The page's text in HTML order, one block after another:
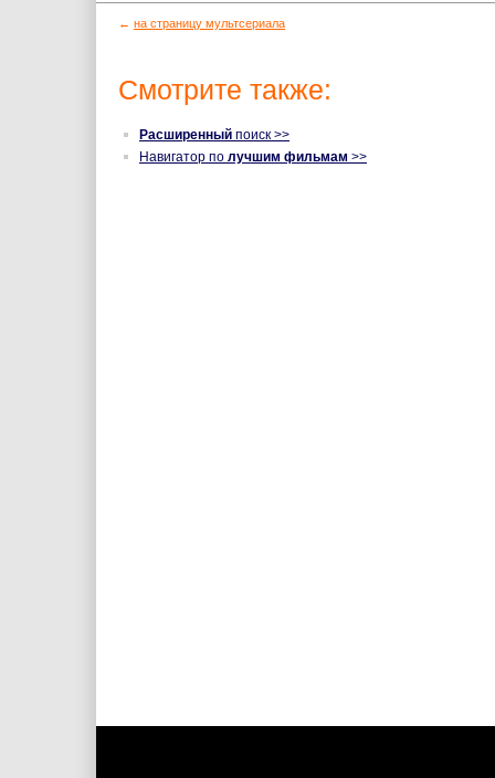
← на страницу мультсериала
Смотрите также:
Расширенный поиск >>
Навигатор по лучшим фильмам >>